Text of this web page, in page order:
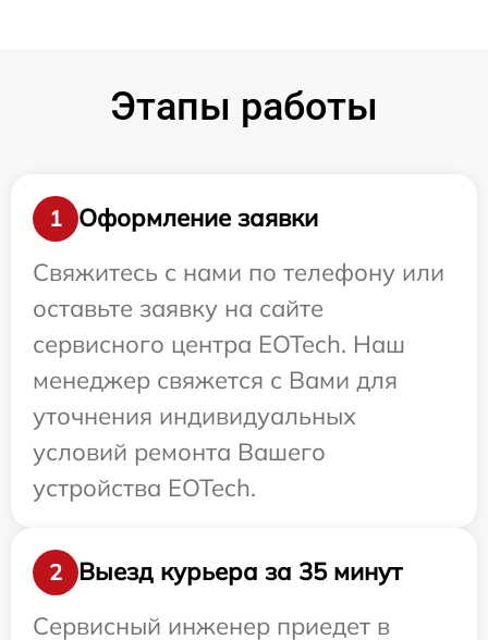
Этапы работы
1
Оформление заявки
Свяжитесь с нами по телефону или
оставьте заявку на сайте
сервисного центра EOTech. Наш
менеджер свяжется с Вами для
уточнения индивидуальных
условий ремонта Вашего
устройства EOTech.
2
Выезд курьера за 35 минут
Сервисный инженер приедет в